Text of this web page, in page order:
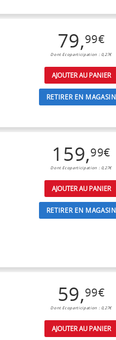
79,99€
Dont Ecoparticipation : 0,27€
AJOUTER AU PANIER
RETIRER EN MAGASIN
159,99€
Dont Ecoparticipation : 0,27€
AJOUTER AU PANIER
RETIRER EN MAGASIN
59,99€
Dont Ecoparticipation : 0,27€
AJOUTER AU PANIER